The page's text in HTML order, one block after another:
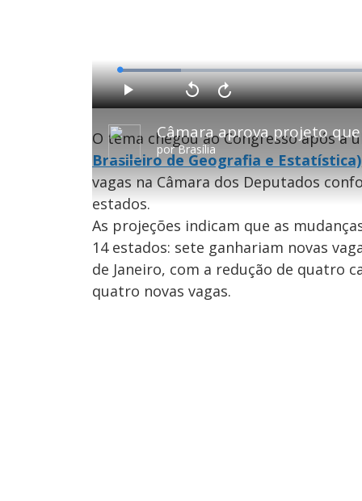
porBrasília
P
l
y
V
o
t
a
r
1
0
s
g
s
A
v
n
ç
1
0
s
e
o
s
M
u
L
o
a
d
e
1
.
4
%
O tema chegou ao Congresso após a
Brasileiro de Geografia e Estatística)
vagas na Câmara dos Deputados
estados.
As projeções indicam que as
14 estados: sete ganhariam novas
de Janeiro, com a redução de quatro
quatro novas vagas.